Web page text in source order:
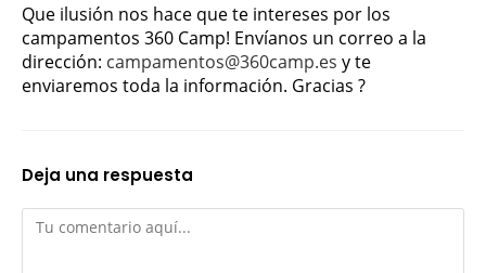
Que ilusión nos hace que te intereses por los
campamentos 360 Camp! Envíanos un correo a la
dirección: campamentos@360camp.es y te
enviaremos toda la información. Gracias ?
Deja una respuesta